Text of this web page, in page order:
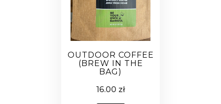
OUTDOOR COFFEE
(BREW IN THE
BAG)
16.00 zł